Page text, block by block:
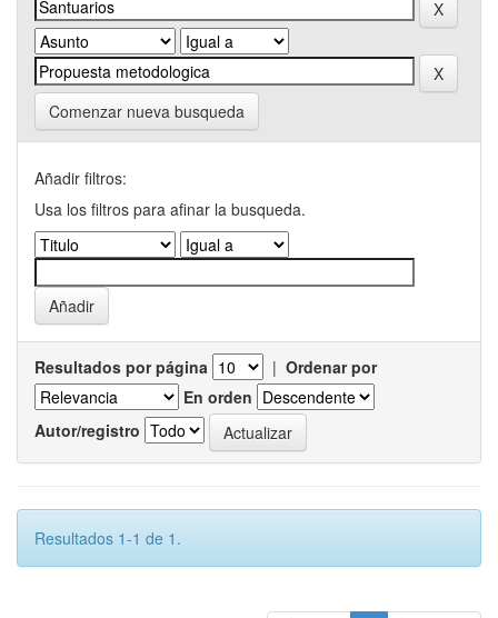
Comenzar nueva busqueda
Añadir filtros:
Usa los filtros para afinar la busqueda.
Resultados por página | Ordenar por
En orden
Autor/registro
Resultados 1-1 de 1.